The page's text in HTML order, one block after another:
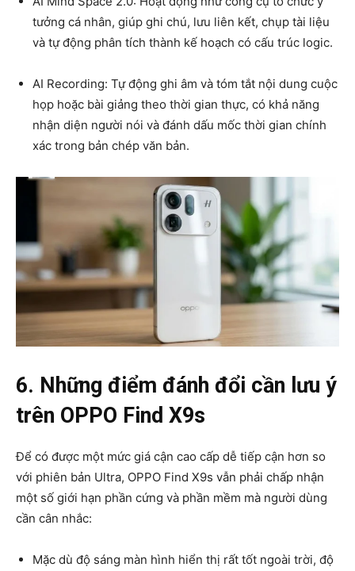
tưởng cá nhân, giúp ghi chú, lưu liên kết, chụp tài liệu
và tự động phân tích thành kế hoạch có cấu trúc logic.
AI Recording: Tự động ghi âm và tóm tắt nội dung cuộc
họp hoặc bài giảng theo thời gian thực, có khả năng
nhận diện người nói và đánh dấu mốc thời gian chính
xác trong bản chép văn bản.
6. Những điểm đánh đổi cần lưu ý
trên OPPO Find X9s
Để có được một mức giá cận cao cấp dễ tiếp cận hơn so
với phiên bản Ultra, OPPO Find X9s vẫn phải chấp nhận
một số giới hạn phần cứng và phần mềm mà người dùng
cần cân nhắc:
Mặc dù độ sáng màn hình hiển thị rất tốt ngoài trời, độ